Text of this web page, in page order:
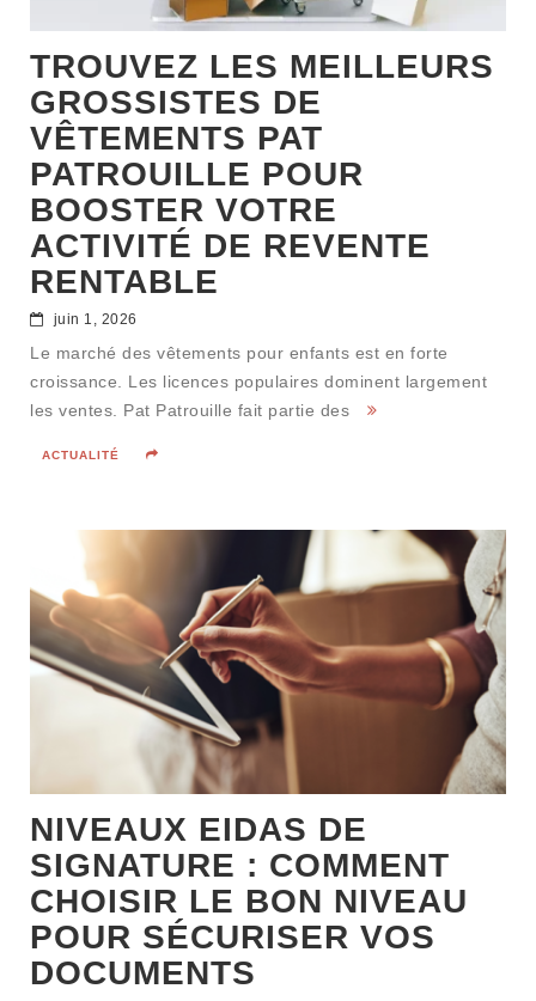
TROUVEZ LES MEILLEURS
GROSSISTES DE
VÊTEMENTS PAT
PATROUILLE POUR
BOOSTER VOTRE
ACTIVITÉ DE REVENTE
RENTABLE
juin 1, 2026
Le marché des vêtements pour enfants est en forte
croissance. Les licences populaires dominent largement
les ventes. Pat Patrouille fait partie des
ACTUALITÉ
NIVEAUX EIDAS DE
SIGNATURE : COMMENT
CHOISIR LE BON NIVEAU
POUR SÉCURISER VOS
DOCUMENTS